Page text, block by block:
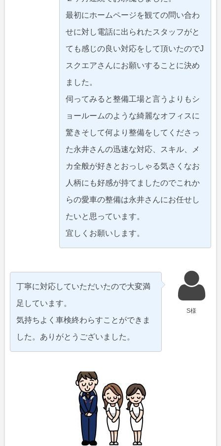
最初にホームページを観ての問い合わ
せに対し電話に出られたスタッフがと
ても感じの良い対応をして頂いたのでJ
スクエアさんにお願いすることに決め
ました。
伺ってみると整備工場と言うよりもシ
ョールームのような綺麗なオフィスに
驚きそして何より整備をしてくださっ
た永井さんの迅速な対応、スキル、メ
カ全般が好きとおっしゃる気さくなお
人柄にも好感が持てましたのでこれか
らの愛車の整備は永井さんにお任せし
たいと思っています。
宜しくお願いします。
S様
丁寧に対応していただいたので大変満
足しています。
気持ちよく車検終わらすことができま
した。ありがとうございました。